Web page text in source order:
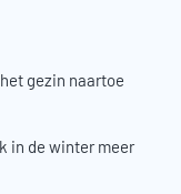
gezin naartoe
in de winter meer